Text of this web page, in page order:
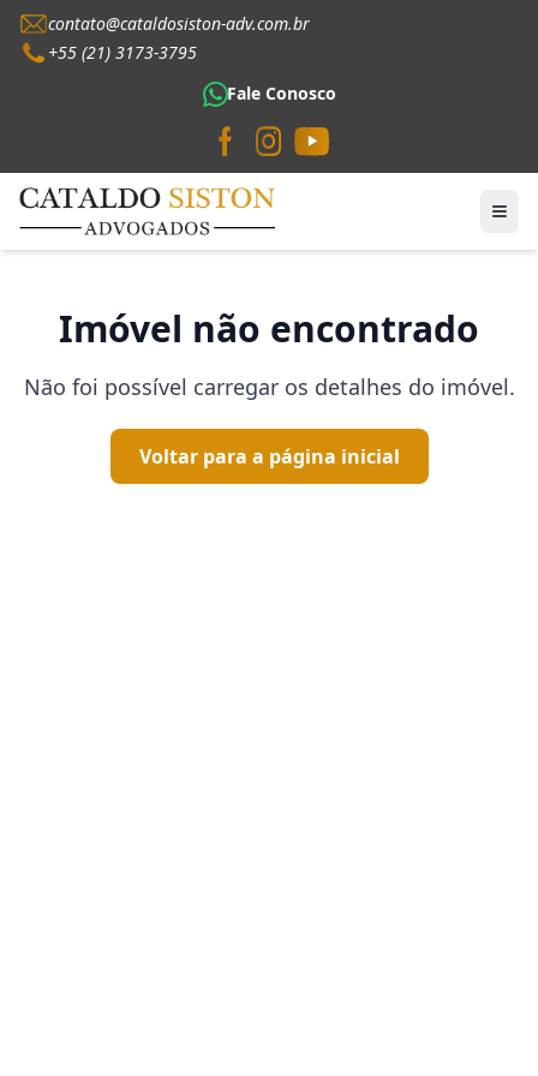
contato@cataldosiston-adv.com.br
+55 (21) 3173-3795
Fale Conosco
Imóvel não encontrado
Não foi possível carregar os detalhes do imóvel.
Voltar para a página inicial